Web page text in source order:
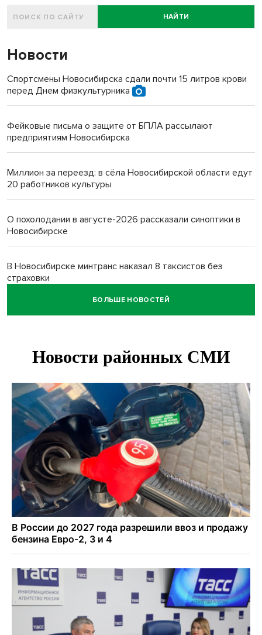
НАЙТИ
Новости
Спортсмены Новосибирска сдали почти 15 литров крови
перед Днем физкультурника
Фейковые письма о защите от БПЛА рассылают
предприятиям Новосибирска
Миллион за переезд: в сёла Новосибирской области едут
20 работников культуры
О похолодании в августе-2026 рассказали синоптики в
Новосибирске
В Новосибирске минтранс наказал 8 таксистов без
страховки
БОЛЬШЕ НОВОСТЕЙ